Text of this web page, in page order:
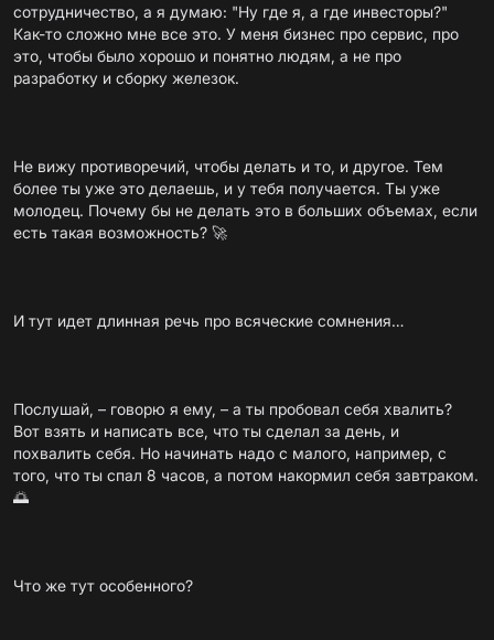
сотрудничество, а я думаю: "Ну где я, а где инвесторы?"
Как-то сложно мне все это. У меня бизнес про сервис, про
это, чтобы было хорошо и понятно людям, а не про
разработку и сборку железок.
Не вижу противоречий, чтобы делать и то, и другое. Тем
более ты уже это делаешь, и у тебя получается. Ты уже
молодец. Почему бы не делать это в больших объемах, если
есть такая возможность? 🚀
И тут идет длинная речь про всяческие сомнения…
Послушай, – говорю я ему, – а ты пробовал себя хвалить?
Вот взять и написать все, что ты сделал за день, и
похвалить себя. Но начинать надо с малого, например, с
того, что ты спал 8 часов, а потом накормил себя завтраком.
🌅
Что же тут особенного?